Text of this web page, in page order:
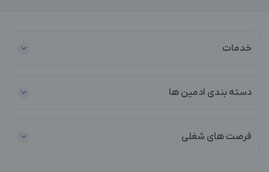
خدمات
دسته بندی ادمین ها
فرصت های شغلی